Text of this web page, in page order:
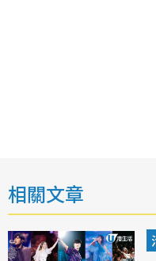
相關文章